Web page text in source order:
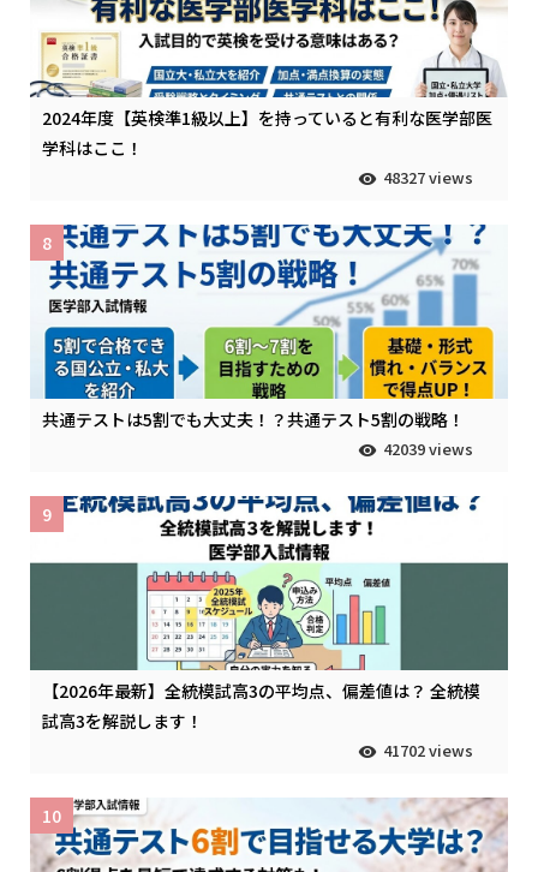
2024年度【英検準1級以上】を持っていると有利な医学部医
学科はここ！
48327 views
共通テストは5割でも大丈夫！？共通テスト5割の戦略！
42039 views
8
【2026年最新】全統模試高3の平均点、偏差値は？ 全統模
試高3を解説します！
41702 views
9
10